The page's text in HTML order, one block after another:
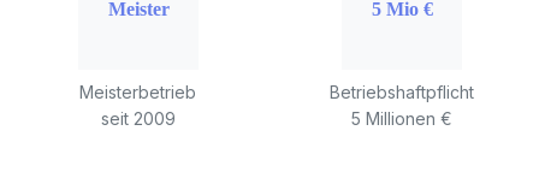
Meisterbetrieb
seit 2009
Betriebshaftpflicht
5 Millionen €